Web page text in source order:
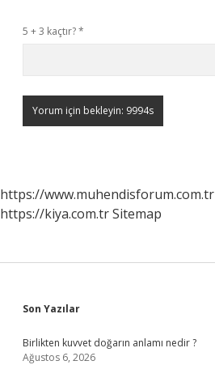
5 + 3 kaçtır?*
https://www.muhendisforum.com.tr
https://kiya.com.trSitemap
Sidebar
Son Yazılar
Birlikten kuvvet doğarın anlamı nedir ?
Ağustos 6, 2026